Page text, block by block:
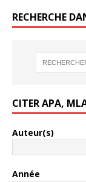
RECHERCHE
CITER APA,
Auteur(s)
Année